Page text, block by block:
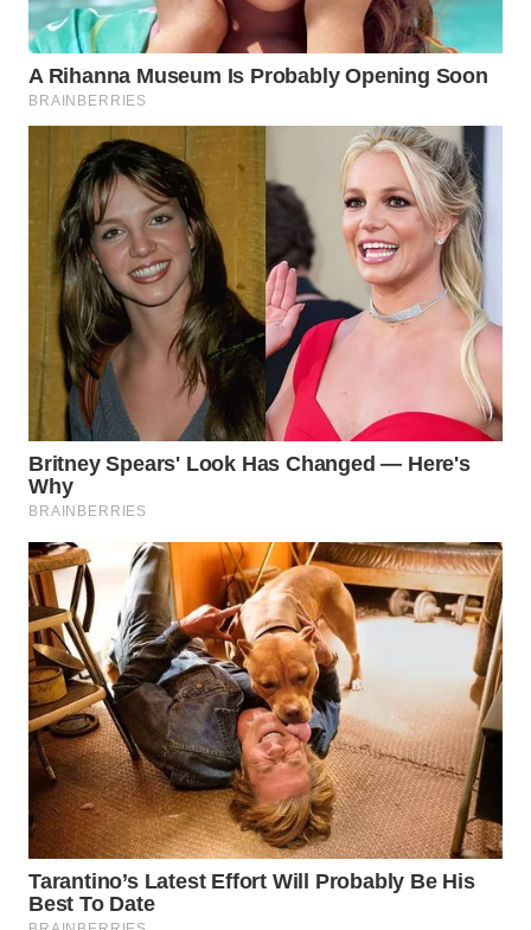
CIANJUR
WN
KEPULAUAN
SERIBU
WN
TANGERANG
WN
BINJAI
WN
CIREBON
INDRAMAYU
WN
KUNINGAN
WN
MAJALENGKA
WN
SUBANG
WN
SUKABUMI
WN
PURWAKARTA